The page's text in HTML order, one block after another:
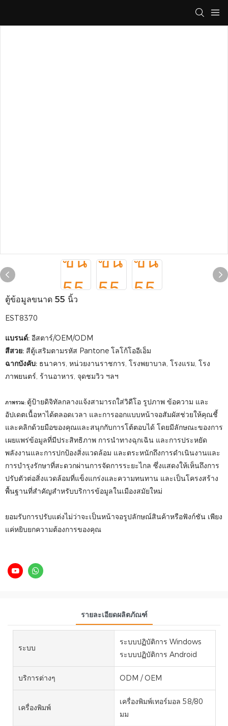
ตู้ข้อมูลขนาด 55 นิ้ว
EST8370
แบรนด์: อีสตาร์/OEM/ODM
สีสวย: สีตู้เสริมตามรหัส Pantone โลโก้โออีเอ็ม
ฉากบังคับ: ธนาคาร, หน่วยงานราชการ, โรงพยาบาล, โรงแรม, โรง
ภาพยนตร์, ร้านอาหาร, จุดชมวิว ฯลฯ
ภาพรวม: ตู้ป้ายดิจิทัลกลางแจ้งสามารถใส่วิดีโอ รูปภาพ ข้อความ และ
อัปเดตเนื้อหาได้ตลอดเวลา และการออกแบบหน้าจอสัมผัสช่วยให้คุณชี้
และคลิกด้วยมือของคุณและสนุกกับการโต้ตอบได้ โดยมีลักษณะของการ
เผยแพร่ข้อมูลที่มีประสิทธิภาพ การนำทางฉุกเฉิน และการประหยัด
พลังงานและการปกป้องสิ่งแวดล้อม และตระหนักถึงการดำเนินงานและ
การบำรุงรักษาที่สะดวกผ่านการจัดการระยะไกล ซึ่งแสดงให้เห็นถึงการ
ปรับตัวต่อสิ่งแวดล้อมที่แข็งแกร่งและความทนทาน และเป็นโครงสร้าง
พื้นฐานที่สำคัญสำหรับบริการข้อมูลในเมืองสมัยใหม่
ยอมรับการปรับแต่งไม่ว่าจะเป็นหน้าจอรูปลักษณ์สินค้าหรือฟังก์ชัน เพียง
แค่หยิบยกความต้องการของคุณ
รายละเอียดผลิตภัณฑ์
ระบบ
ระบบปฏิบัติการ Windows
ระบบปฏิบัติการ Android
บริการต่างๆ ODM / OEM
เครื่องพิมพ์
เครื่องพิมพ์เทอร์มอล 58/80
มม